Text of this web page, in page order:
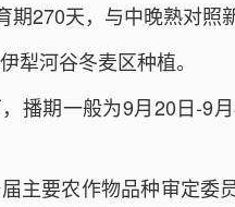
期270天，与中晚熟对照
犁河谷冬麦区种植。
播期一般为9月20日-9
主要农作物品种审定委